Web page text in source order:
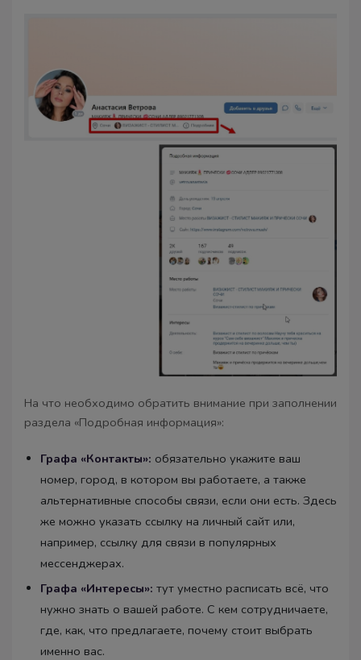
На что необходимо обратить внимание при заполнении
раздела «Подробная информация»:
Графа «Контакты»: обязательно укажите ваш
номер, город, в котором вы работаете, а также
альтернативные способы связи, если они есть. Здесь
же можно указать ссылку на личный сайт или,
например, ссылку для связи в популярных
мессенджерах.
Графа «Интересы»: тут уместно расписать всё, что
нужно знать о вашей работе. С кем сотрудничаете,
где, как, что предлагаете, почему стоит выбрать
именно вас.